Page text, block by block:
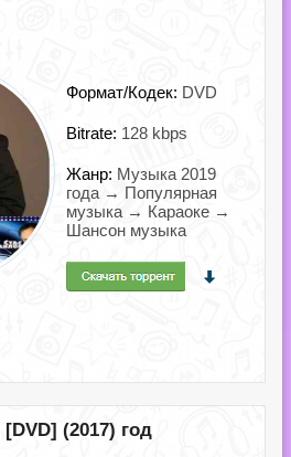
Формат/Кодек: DVD
Bitrate: 128 kbps
Жанр: Музыка 2019
года → Популярная
музыка → Караоке →
Шансон музыка
(2017) год